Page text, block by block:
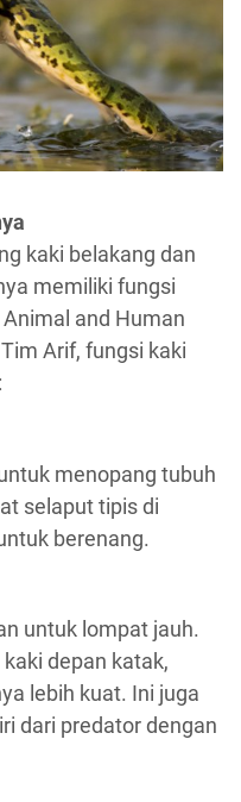
kaki belakang dan
memiliki fungsi
and Human
Arif, fungsi kaki
menopang tubuh
selaput tipis di
berenang.
untuk lompat jauh.
depan katak,
lebih kuat. Ini juga
dari predator dengan